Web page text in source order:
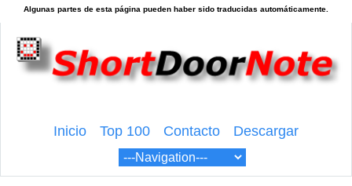
Inicio Top 100 Contacto Descargar